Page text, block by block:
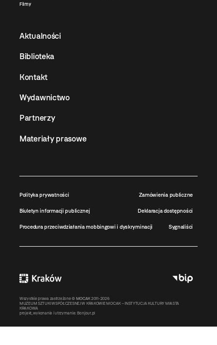
Filmy
Aktualności
Biblioteka
Kontakt
Wydawnictwo
Partnerzy
Materiały prasowe
Polityka prywatności Zamówienia publiczne
Biuletyn informacji publicznej Deklaracja dostępności
Procedura przeciwdziałania mobbingowi i dyskryminacji Sygnaliści
Wszystkie prawa zastrzeżone © MOCAK 2011-2026
MUZEUM SZTUKI WSPÓŁCZESNEJ W KRAKOWIE MOCAK – INSTYTUCJA KULTURY MIASTA
KRAKOWA
projekt, wykonanie i utrzymanie: Bonjour.pl